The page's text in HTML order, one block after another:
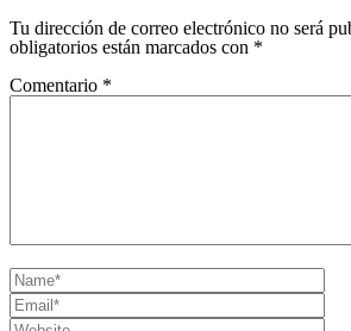
Tu dirección de correo electrónico no será
obligatorios están marcados con *
Comentario *